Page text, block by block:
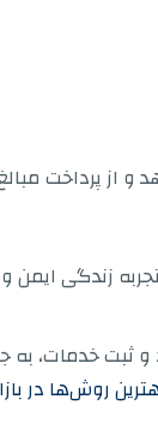
پرداخت
زندگی
و ثبت
روش‌ها در